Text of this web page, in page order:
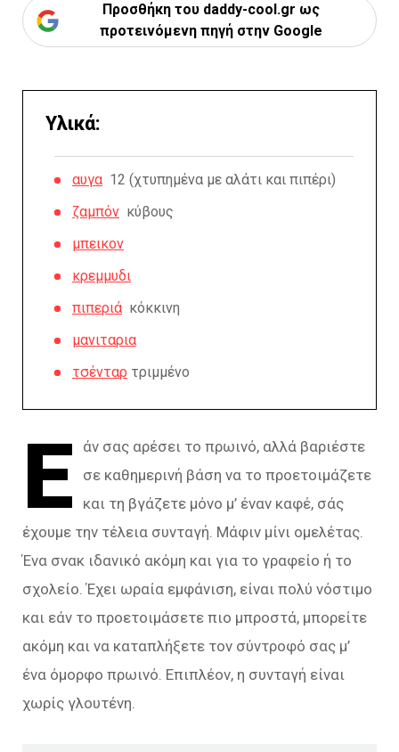
Προσθήκη του daddy-cool.gr ως
προτεινόμενη πηγή στην Google
Υλικά:
αυγα 12 (χτυπημένα με αλάτι και πιπέρι)
ζαμπόν κύβους
μπεικον
κρεμμυδι
πιπεριά κόκκινη
μανιταρια
τσένταρ τριμμένο
Ε
άν σας αρέσει το πρωινό, αλλά βαριέστε
σε καθημερινή βάση να το προετοιμάζετε
και τη βγάζετε μόνο μ’ έναν καφέ, σάς
έχουμε την τέλεια συνταγή. Μάφιν μίνι ομελέτας.
Ένα σνακ ιδανικό ακόμη και για το γραφείο ή το
σχολείο. Έχει ωραία εμφάνιση, είναι πολύ νόστιμο
και εάν το προετοιμάσετε πιο μπροστά, μπορείτε
ακόμη και να καταπλήξετε τον σύντροφό σας μ’
ένα όμορφο πρωινό. Επιπλέον, η συνταγή είναι
χωρίς γλουτένη.